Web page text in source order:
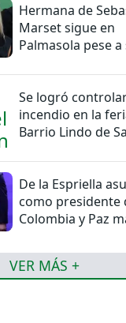
Hermana de
Marset sigue en
Palmasola pese a
Se logró
incendio en la
Barrio Lindo de
De la Espriella
como presidente
Colombia y Paz
VER MÁS +